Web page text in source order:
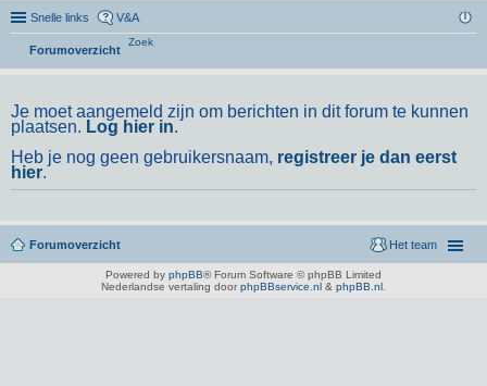
Snelle links V&A
Forumoverzicht
Zoek
Je moet aangemeld zijn om berichten in dit forum te kunnen
plaatsen. Log hier in.
Heb je nog geen gebruikersnaam, registreer je dan eerst
hier.
Forumoverzicht Het team
Powered by phpBB® Forum Software © phpBB Limited
Nederlandse vertaling door phpBBservice.nl & phpBB.nl